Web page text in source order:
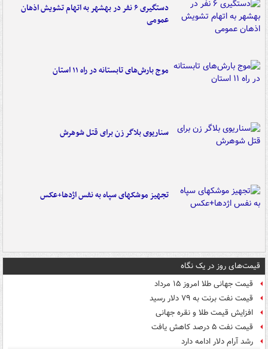
دستگیری ۶ نفر در بهشهر به اتهام تشویش اذهان
عمومی
موج بارش‌های تابستانه در راه ۱۱ استان
سناریوی بلاگر زن برای قتل شوهرش
تجهیز موشکهای سپاه به نفس اژدها+عکس
قیمت‌های روز در یک نگاه
قیمت جهانی طلا امروز ۱۵ مرداد
قیمت نفت برنت به ۷۹ دلار رسید
افزایش قیمت طلا و نقره جهانی
قیمت نفت ۵ درصد کاهش یافت
رشد آرام دلار ادامه دارد